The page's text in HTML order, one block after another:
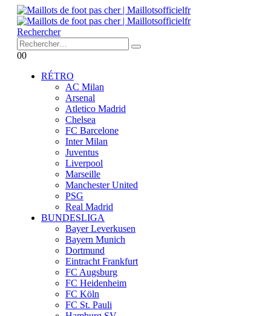
Rechercher
00
RÉTRO
AC Milan
Arsenal
Atletico Madrid
Chelsea
FC Barcelone
Inter Milan
Juventus
Liverpool
Marseille
Manchester United
PSG
Real Madrid
BUNDESLIGA
Bayer Leverkusen
Bayern Munich
Dortmund
Eintracht Frankfurt
FC Augsburg
FC Heidenheim
FC Köln
FC St. Pauli